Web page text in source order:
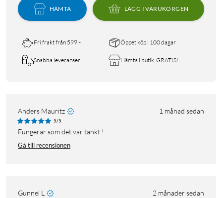
HÄMTA LÄGG I VARUKORGEN
Fri frakt från 599:- Öppet köp i 100 dagar
Snabba leveranser Hämta i butik, GRATIS!
Anders Mauritz 1 månad sedan
5/5
Fungerar som det var tänkt !
Gå till recensionen
Gunnel L 2 månader sedan